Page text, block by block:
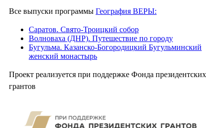
Все выпуски программы География ВЕРЫ:
Саратов. Свято-Троицкий собор
Волноваха (ДНР). Путешествие по городу
Бугульма. Казанско-Богородицкий Бугульминский
женский монастырь
Проект реализуется при поддержке Фонда президентских
грантов